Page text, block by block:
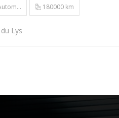
180000 km
Lys